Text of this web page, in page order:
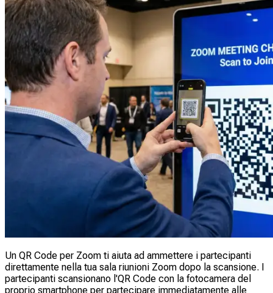
Un QR Code per Zoom ti aiuta ad ammettere i partecipanti
direttamente nella tua sala riunioni Zoom dopo la scansione. I
partecipanti scansionano l'QR Code con la fotocamera del
proprio smartphone per partecipare immediatamente alle